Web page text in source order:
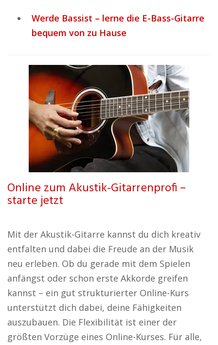
Werde Bassist – lerne die E-Bass-Gitarre
bequem von zu Hause
Online zum Akustik-Gitarrenprofi –
starte jetzt
Mit der Akustik-Gitarre kannst du dich kreativ
entfalten und dabei die Freude an der Musik
neu erleben. Ob du gerade mit dem Spielen
anfängst oder schon erste Akkorde greifen
kannst – ein gut strukturierter Online-Kurs
unterstützt dich dabei, deine Fähigkeiten
auszubauen. Die Flexibilität ist einer der
größten Vorzüge eines Online-Kurses. Für alle,